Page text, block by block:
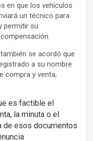
en que los vehículos
un técnico para
permitir su
se acordó que
a su nombre
compra y venta,
es factible el
la minuta o el
de esos documentos